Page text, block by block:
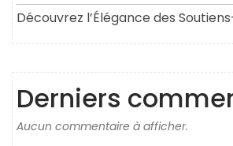
Découvrez l’Élégance des
Derniers
Aucun commentaire à afficher.